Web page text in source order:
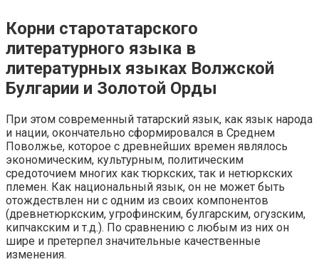
Корни старотатарского
литературного языка в
литературных языках Волжской
Булгарии и Золотой Орды
При этом современный татарский язык, как язык народа
и нации, окончательно сформировался в Среднем
Поволжье, которое с древнейших времен являлось
экономическим, культурным, политическим
средоточием многих как тюркских, так и нетюркских
племен. Как национальный язык, он не может быть
отождествлен ни с одним из своих компонентов
(древнетюркским, угрофинским, булгарским, огузским,
кипчакским и т.д.). По сравнению с любым из них он
шире и претерпел значительные качественные
изменения.